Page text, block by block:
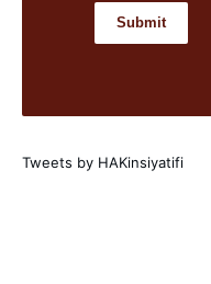
Tweets by HAKinsiyatifi